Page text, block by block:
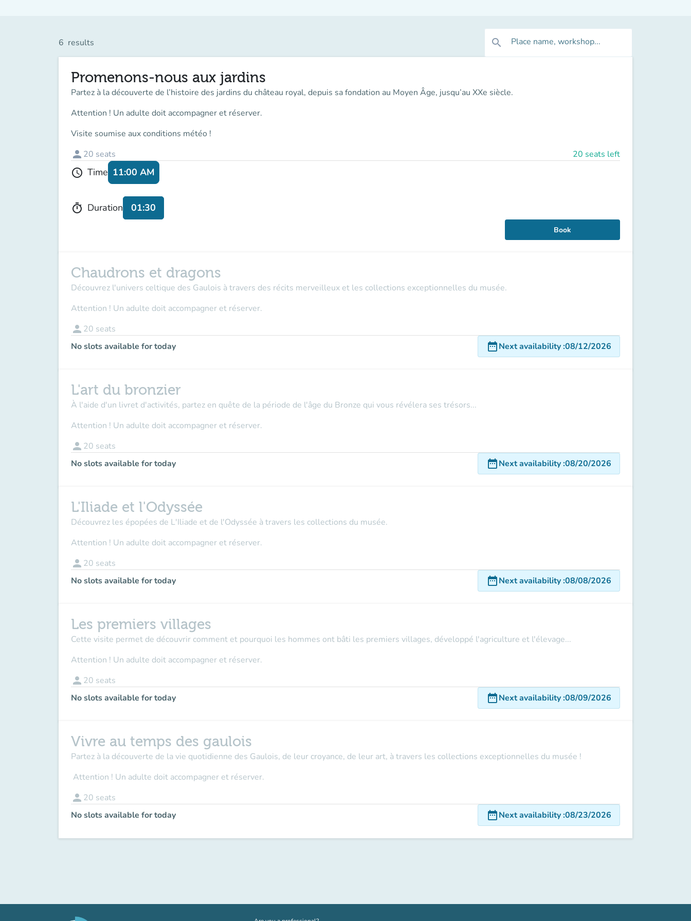
6 results search Place name, workshop...
Promenons-nous aux jardins
Partez à la découverte de l’histoire des jardins du château royal, depuis sa fondation au Moyen Âge, jusqu’au XXe siècle.
Attention ! Un adulte doit accompagneret réserver.
Visite soumise aux conditions météo !
person 20 seats 20 seats left
schedule Time 11:00 AM
timer Duration 01:30
Book
Chaudrons et dragons
Découvrez l'univers celtique des Gaulois à travers des récits merveilleux et les collections exceptionnelles du musée.
Attention ! Un adulte doit accompagner et réserver.
person 20 seats
No slots available for today
date_rangeNext availability:08/12/2026
L'art du bronzier
À l'aide d'un livret d'activités, partez en quête de la période de l'âge du Bronze qui vous révélera ses trésors...
Attention ! Un adulte doit accompagner et réserver.
person 20 seats
No slots available for today
date_rangeNext availability:08/20/2026
L'Iliade et l'Odyssée
Découvrez les épopées de L'Iliade et de l'Odyssée à travers les collections du musée.
Attention ! Un adulte doit accompagner et réserver.
person 20 seats
No slots available for today
date_rangeNext availability:08/08/2026
Les premiers villages
Cette visite permet de découvrir comment et pourquoi les hommes ont bâti les premiers villages, développé l'agriculture et l'élevage...
Attention ! Un adulte doit accompagner et réserver.
person 20 seats
No slots available for today
date_rangeNext availability:08/09/2026
Vivre au temps des gaulois
Partez à la découverte de la vie quotidienne des Gaulois, de leur croyance, de leur art, à travers les collections exceptionnelles du musée !
Attention ! Un adulte doit accompagner et réserver.
person 20 seats
No slots available for today
date_rangeNext availability:08/23/2026